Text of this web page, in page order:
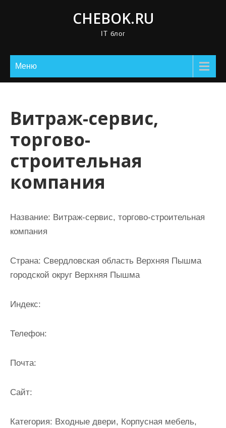
CHEBOK.RU
IT блог
Меню
Витраж-сервис,
торгово-
строительная
компания
Название: Витраж-сервис, торгово-строительная
компания
Страна: Свердловская область Верхняя Пышма
городской округ Верхняя Пышма
Индекс:
Телефон:
Почта:
Cайт:
Категория: Входные двери, Корпусная мебель,